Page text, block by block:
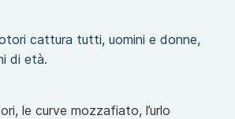
cattura tutti, uomini e donne,
di età.
le curve mozzafiato, l’urlo